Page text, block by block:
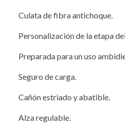
Culata de fibra antichoque.
Personalización de la etapa
Preparada para un uso
Seguro de carga.
Cañón estriado y abatible.
Alza regulable.